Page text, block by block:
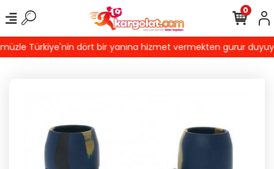
Türkiye'nin dört bir yanına hizmet vermekten gurur
0